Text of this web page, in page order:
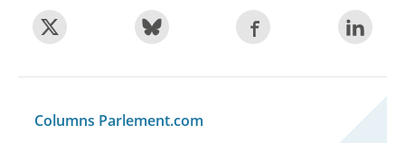
Columns Parlement.com